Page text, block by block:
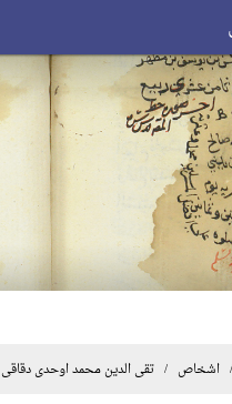
/ اشخاص / تقی الدین محمد اوحدی دقاقی